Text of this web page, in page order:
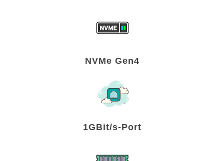
NVMe Gen4
1GBit/s-Port